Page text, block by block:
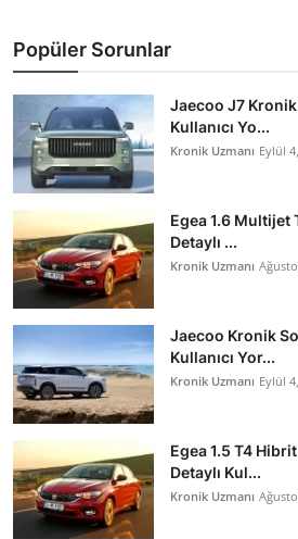
Popüler Sorunlar
Jaecoo J7 Kronik
Kullanıcı Yo...
Kronik Uzmanı Eylül
Egea 1.6 Multijet
Detaylı ...
Kronik Uzmanı
Jaecoo Kronik
Kullanıcı Yor...
Kronik Uzmanı Eylül
Egea 1.5 T4
Detaylı Kul...
Kronik Uzmanı